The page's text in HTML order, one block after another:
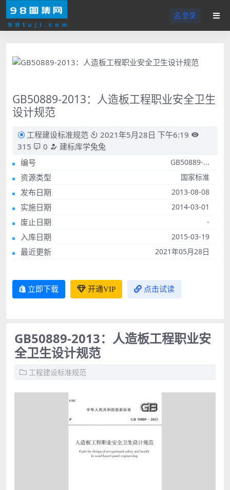
登录
GB50889-2013：人造板工程职业安全卫生
设计规范
工程建设标准规范
2021年5月28日 下午6:19
315
0
建标库学兔兔
编号
GB50889-...
资源类型 国家标准
发布日期 2013-08-08
实施日期 2014-03-01
废止日期 -
入库日期 2015-03-19
最近更新 2021年05月28日
立即下载 开通VIP 点击试读
GB50889-2013：人造板工程职业安
全卫生设计规范
工程建设标准规范